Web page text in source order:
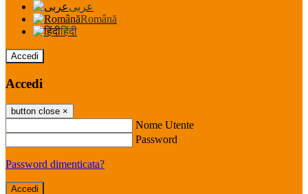
عربى
Română
हिंदी
Accedi
Accedi
button close ×
Nome Utente
Password
Password dimenticata?